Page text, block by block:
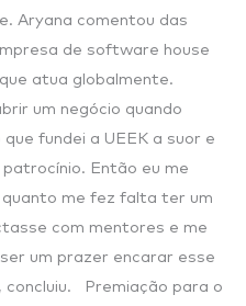
Aryana comentou das
de software house
atua globalmente.
um negócio quando
fundei a UEEK a suor e
Então eu me
me fez falta ter um
com mentores e me
um prazer encarar esse
concluiu. Premiação para o